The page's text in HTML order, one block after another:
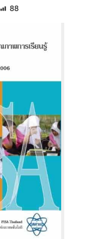
แก้ไขล่าสุดเมื่อ:
88